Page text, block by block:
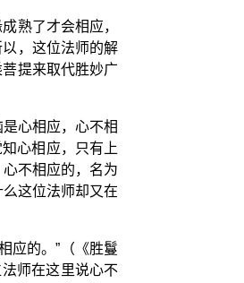
熟了才会相应，
，这位法师的解
提来取代胜妙广
心相应，心不相
心相应，只有上
不相应的，名为
这位法师却又在
应的。”（《胜鬘
师在这里说心不